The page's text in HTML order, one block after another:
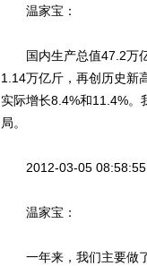
温家宝：
国内生产总值47.2万亿
1.14万亿斤，再创历史新
实际增长8.4%和11.4%。
局。
2012-03-05 08:58:55
温家宝：
一年来，我们主要做了